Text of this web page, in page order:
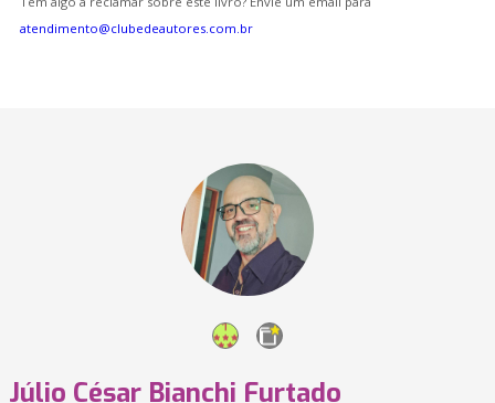
atendimento@clubedeautores.com.br
Júlio César Bianchi Furtado